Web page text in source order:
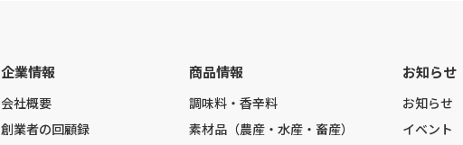
企業情報
会社概要
創業者の回顧録
商品情報
調味料・香辛料
素材品（農産・水産・畜産）
お知らせ
お知らせ
イベント